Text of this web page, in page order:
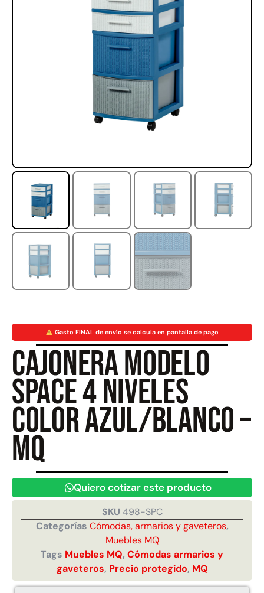
Gasto FINAL de envío se calcula en pantalla de pago
Cajonera Modelo
Space 4 niveles
color azul/blanco –
MQ
Quiero cotizar este producto
SKU 498-SPC
Categorías Cómodas, armarios y gaveteros,
Muebles MQ
Tags Muebles MQ, Cómodas armarios y
gaveteros, Precio protegido, MQ
Rampa Móvil Hidráulica
carga 10ton
22.711.412
11.790.000
Juego Modular 35
QplayGround
5.926.486
Leer más
$4.859.984
Leer más
50%
$9.558.557
$4.790.000
Agregar al carrito
QplayGround
4.507.990
Juego Modular 01
QplayGround
$4.415.700